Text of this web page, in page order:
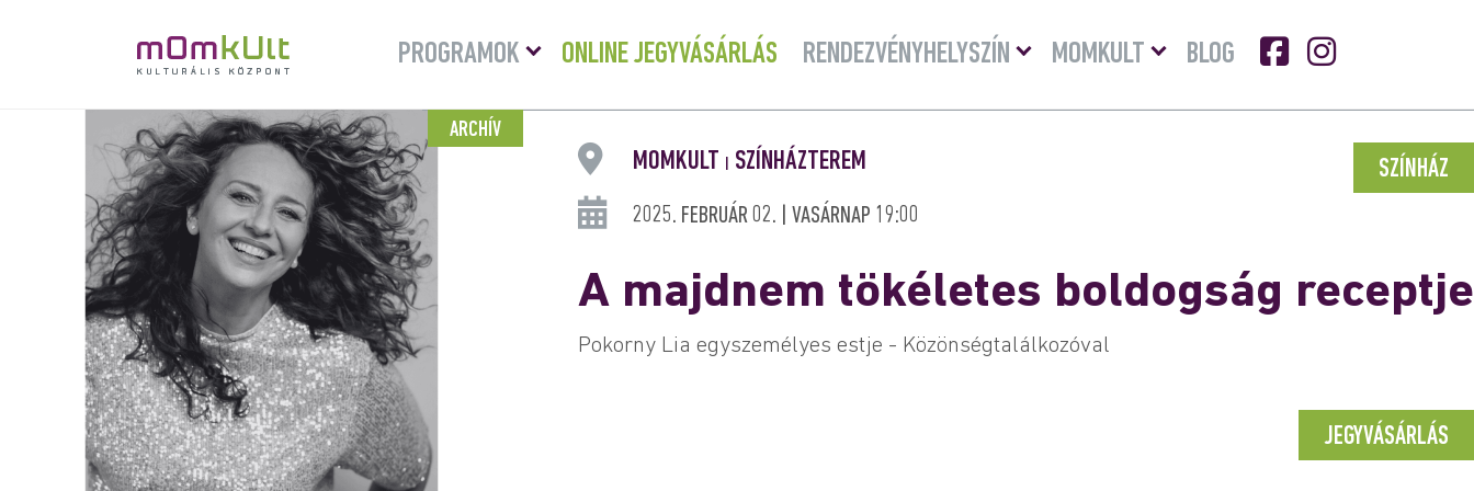
PROGRAMOK
Menü
lenyitása
ONLINE JEGYVÁSÁRLÁS RENDEZVÉNYHELYSZÍN
Menü
lenyitásaMOMKULT
Menü
lenyitása
BLOG
ARCHÍV
SZÍNHÁZ
MOMKULT SZÍNHÁZTEREM
2025. FEBRUÁR 02. | VASÁRNAP 19:00
A majdnem tökéletes boldogság receptje
Pokorny Lia egyszemélyes estje - Közönségtalálkozóval
JEGYVÁSÁRLÁS